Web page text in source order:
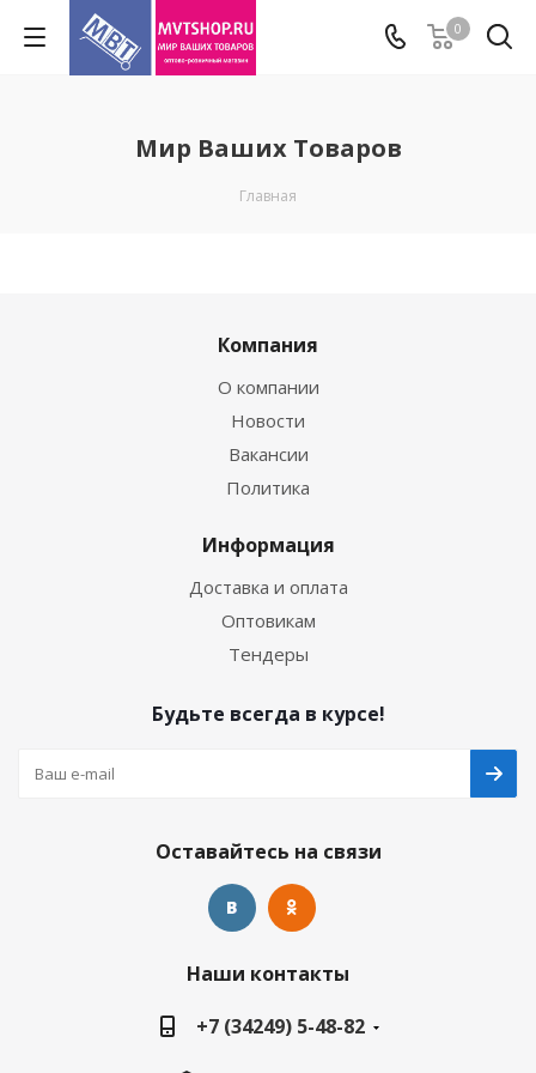
0
Мир Ваших Товаров
Главная
Компания
О компании
Новости
Вакансии
Политика
Информация
Доставка и оплата
Оптовикам
Тендеры
Будьте всегда в курсе!
Оставайтесь на связи
Наши контакты
+7 (34249) 5-48-82